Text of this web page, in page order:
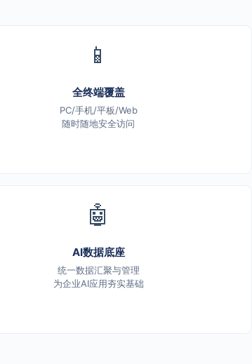
📱
全终端覆盖
PC/手机/平板/Web
随时随地安全访问
🤖
AI数据底座
统一数据汇聚与管理
为企业AI应用夯实基础